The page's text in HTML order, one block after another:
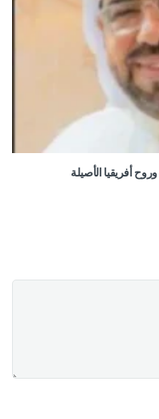
أفريقيا الأصيلة